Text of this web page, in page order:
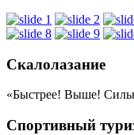
Скалолазание
«Быстрее! Выше!
Спортивный